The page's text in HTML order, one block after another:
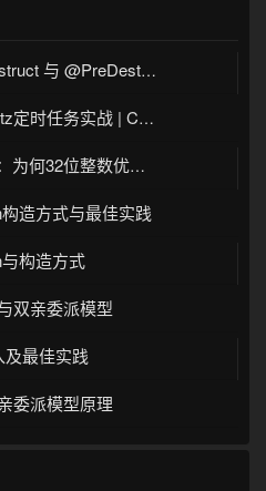
的完整与实战
实战 | Cron表达式详解
数优于字符串 | 性能分析
造方式与最佳实践
构造方式
双亲委派模型
及最佳实践
委派模型原理